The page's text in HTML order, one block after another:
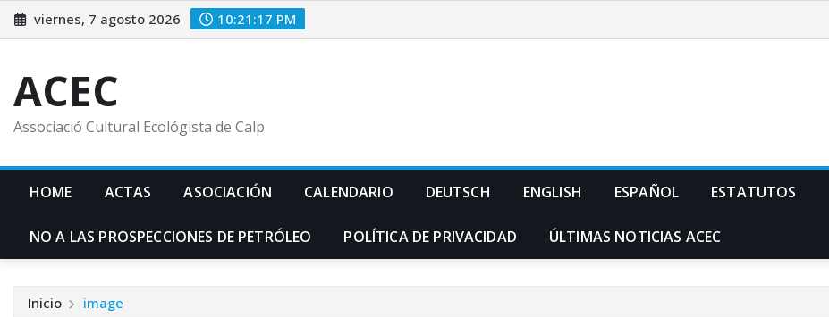
Saltar
al
viernes, 7 agosto 2026 10:21:18 PM
ACEC
Associació Cultural Ecológista de Calp
HOME ACTAS ASOCIACIÓN CALENDARIO DEUTSCH ENGLISH ESPAÑOL ESTATUTOS
NO A LAS PROSPECCIONES DE PETRÓLEO POLÍTICA DE PRIVACIDAD ÚLTIMAS NOTICIAS ACEC
Inicio image